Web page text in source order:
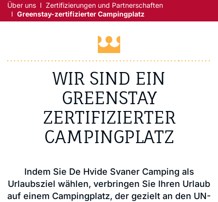
Über uns
Zertifizierungen und Partnerschaften
Greenstay-zertifizierter Campingplatz
WIR SIND EIN
GREENSTAY
ZERTIFIZIERTER
CAMPINGPLATZ
Indem Sie De Hvide Svaner Camping als
Urlaubsziel wählen, verbringen Sie Ihren Urlaub
auf einem Campingplatz, der gezielt an den UN-